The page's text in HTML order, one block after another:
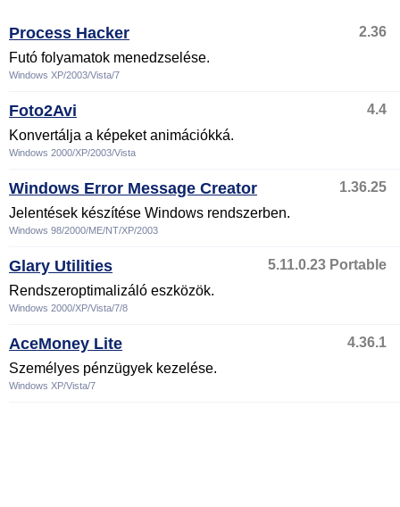
Process Hacker
2.36
Futó folyamatok menedzselése.
Windows XP/2003/Vista/7
Foto2Avi
4.4
Konvertálja a képeket animációkká.
Windows 2000/XP/2003/Vista
Windows Error Message Creator
1.36.25
Jelentések készítése Windows rendszerben.
Windows 98/2000/ME/NT/XP/2003
Glary Utilities
5.11.0.23 Portable
Rendszeroptimalizáló eszközök.
Windows 2000/XP/Vista/7/8
AceMoney Lite
4.36.1
Személyes pénzügyek kezelése.
Windows XP/Vista/7